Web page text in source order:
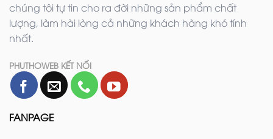
chúng tôi tự tin cho ra đời những sản phẩm chất
lượng, làm hài lòng cả những khách hàng khó tính
nhất.
PHUTHOWEB KẾT NỐI
FANPAGE